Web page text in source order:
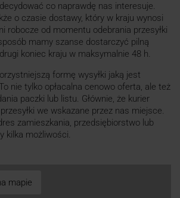
co naprawdę nas interesuje.
o czasie dostawy, który w kraju wynosi
robocze od momentu odebrania przesyłki
mamy szanse dostarczyć pilną
koniec kraju w maksymalnie 48 h.
formę wysyłki jaką jest
nie tylko opłacalna cenowo oferta, ale też
paczki lub listu. Głównie, że kurier
we wskazane przez nas miejsce.
zamieszkania, przedsiębiorstwo lub
kilka możliwości.
mapie